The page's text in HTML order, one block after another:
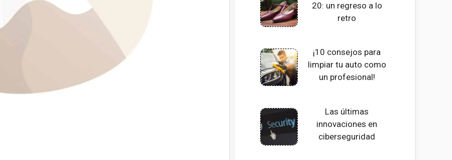
20: un regreso a lo
retro
¡10 consejos para
limpiar tu auto como
un profesional!
Las últimas
innovaciones en
ciberseguridad